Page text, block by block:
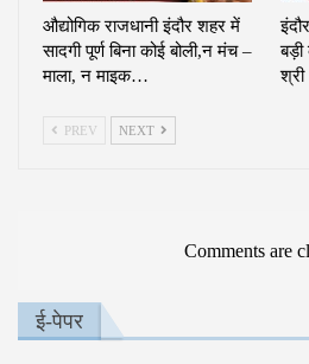
औद्योगिक राजधानी इंदौर शहर में
सादगी पूर्ण बिना कोई बोली,न मंच –
माला, न माइक…
बड़ी
श्री
PREV NEXT
Comments are
ई-पेपर